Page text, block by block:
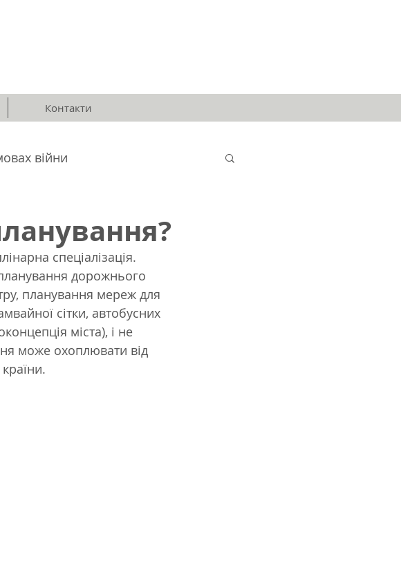
Контакти
війни
спеціалізація.
дорожнього
планування мереж для
сітки, автобусних
міста), і не
може охоплювати від